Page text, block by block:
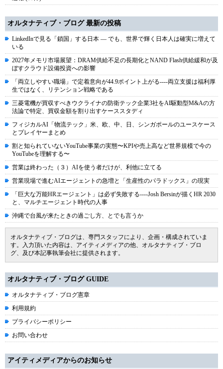
オルタナティブ・ブログ 最新の投稿
LinkedInで見る「鎖国」する日本 ― でも、世界で輝く日本人は確実に増えて
いる
2027年メモリ市場展望：DRAM供給不足の長期化とNAND Flash供給緩和が及
ぼすクラウド設備投資への影響
「両立しやすい職場」で定着意向が44.9ポイント上がる----両立支援は福利厚
生ではなく、リテンション戦略である
三菱電機が買収すべきウクライナの防衛テック企業3社をAI駆動型M&Aの方
法論で特定、買収金額を割り出すケーススタディ
フィジカルAI「物流テック」米、欧、中、日、シンガポールのユースケース
とプレイヤーまとめ
割と知られていないYouTube事業の実態〜KPIや売上高など世界規模で今の
YouTubeを理解する〜
営業は終わった（３）AIを使う者だけが、利他に立てる
営業現場で進むAIエージェントの急増と「生産性のパラドックス」の現実
「巨大な万能HRエージェント」は必ず失敗する----Josh Bersinが描くHR 2030
と、マルチエージェント時代の人事
沖縄で台風が来たときの過ごし方、とでも言うか
オルタナティブ・ブログは、専門スタッフにより、企画・構成されていま
す。入力頂いた内容は、アイティメディアの他、オルタナティブ・ブロ
グ、及び本記事執筆会社に提供されます。
オルタナティブ・ブログ GUIDE
オルタナティブ・ブログ憲章
利用規約
プライバシーポリシー
お問い合わせ
アイティメディアからのお知らせ